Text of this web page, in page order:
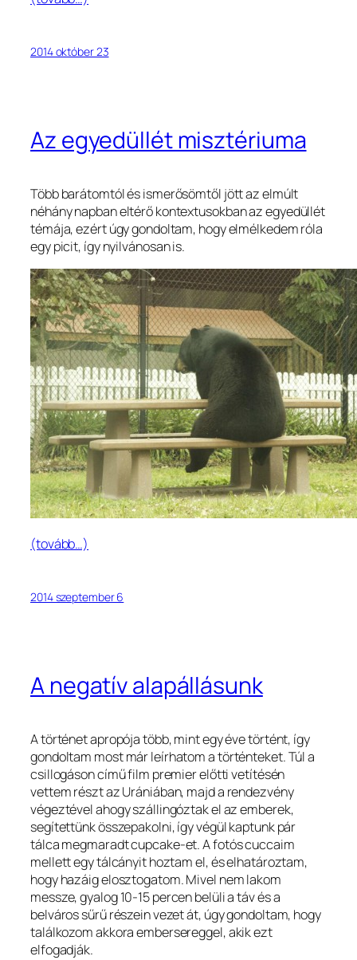
2014 október 23
Az egyedüllét misztériuma
Több barátomtól és ismerősömtől jött az elmúlt
néhány napban eltérő kontextusokban az egyedüllét
témája, ezért úgy gondoltam, hogy elmélkedem róla
egy picit, így nyilvánosan is.
(tovább…)
2014 szeptember 6
A negatív alapállásunk
A történet apropója több, mint egy éve történt, így
gondoltam most már leírhatom a történteket. Túl a
csillogáson című film premier előtti vetítésén
vettem részt az Urániában, majd a rendezvény
végeztével ahogy szállingóztak el az emberek,
segítettünk összepakolni, így végül kaptunk pár
tálca megmaradt cupcake-et. A fotós cuccaim
mellett egy tálcányit hoztam el, és elhatároztam,
hogy hazáig elosztogatom. Mivel nem lakom
messze, gyalog 10-15 percen belüli a táv és a
belváros sűrű részein vezet át, úgy gondoltam, hogy
találkozom akkora embersereggel, akik ezt
elfogadják.